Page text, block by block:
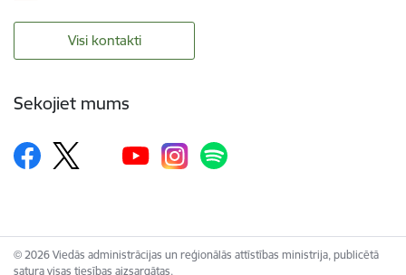
Visi kontakti
Sekojiet mums
© 2026 Viedās administrācijas un reģionālās attīstības ministrija, publicētā
satura visas tiesības aizsargātas.